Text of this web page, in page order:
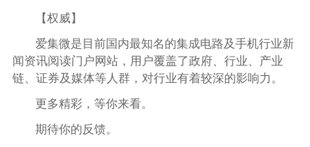
【权威】
爱集微是目前国内最知名的集成电路及手机行业新
闻资讯阅读门户网站，用户覆盖了政府、行业、产业
链、证券及媒体等人群，对行业有着较深的影响力。
更多精彩，等你来看。
期待你的反馈。